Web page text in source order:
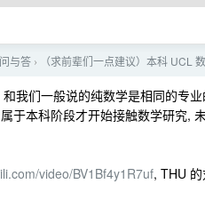
问与答 › （求前辈们一点建议）本科 UCL
我们一般说的纯数学是相同的专
于本科阶段才开始接触数学研究,
video/BV1Bf4y1R7uf, THU